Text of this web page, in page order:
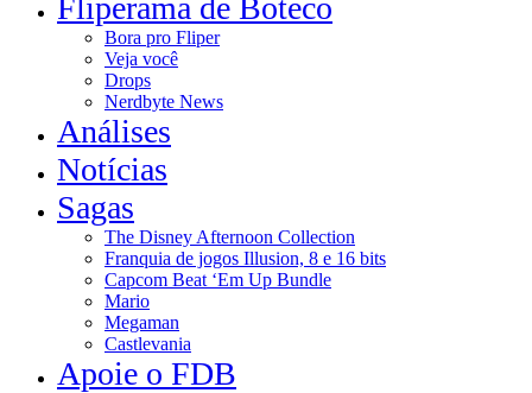
Fliperama de Boteco
Bora pro Fliper
Veja você
Drops
Nerdbyte News
Análises
Notícias
Sagas
The Disney Afternoon Collection
Franquia de jogos Illusion, 8 e 16 bits
Capcom Beat ‘Em Up Bundle
Mario
Megaman
Castlevania
Apoie o FDB